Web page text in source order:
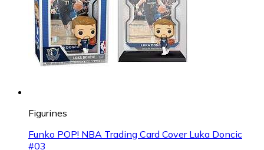
Figurines
Funko POP! NBA Trading Card Cover Luka Doncic
#03